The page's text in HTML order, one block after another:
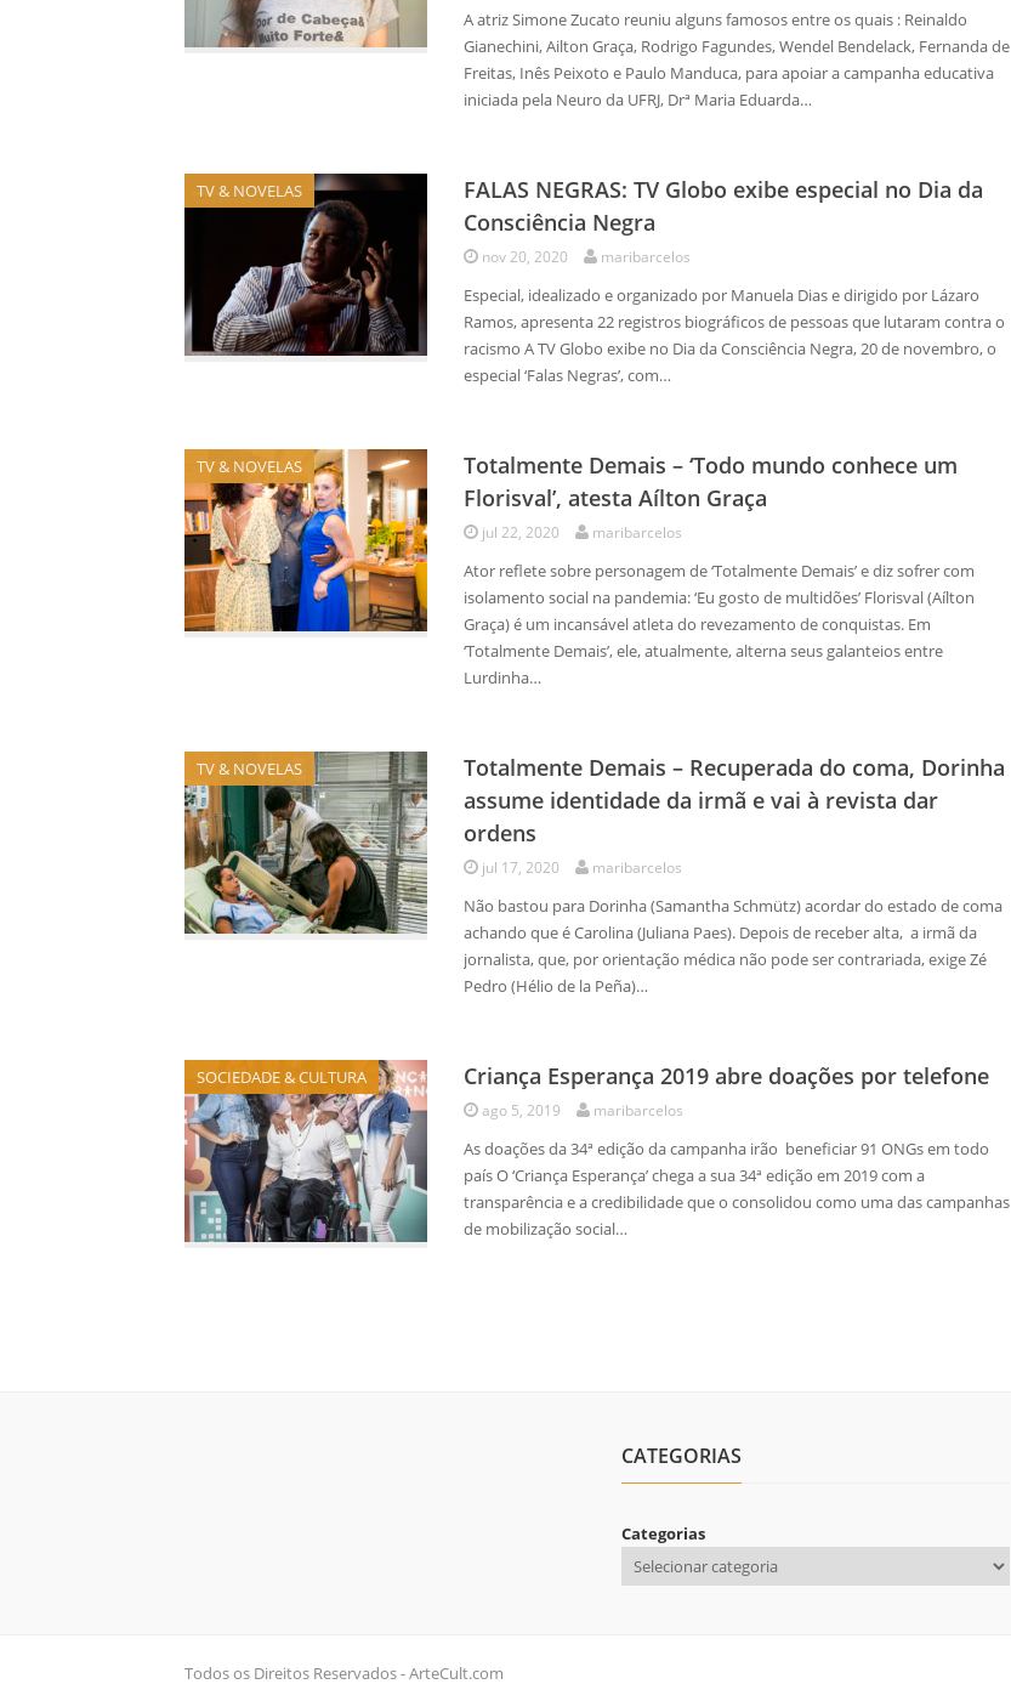
A atriz Simone Zucato reuniu alguns famosos entre os quais : Reinaldo
Gianechini, Ailton Graça, Rodrigo Fagundes, Wendel Bendelack, Fernanda de
Freitas, Inês Peixoto e Paulo Manduca, para apoiar a campanha educativa
iniciada pela Neuro da UFRJ, Drª Maria Eduarda…
TV & NOVELAS
FALAS NEGRAS: TV Globo exibe especial no Dia da
Consciência Negra
nov 20, 2020 maribarcelos
Especial, idealizado e organizado por Manuela Dias e dirigido por Lázaro
Ramos, apresenta 22 registros biográficos de pessoas que lutaram contra o
racismo A TV Globo exibe no Dia da Consciência Negra, 20 de novembro, o
especial ‘Falas Negras’, com…
TV & NOVELAS
Totalmente Demais – ‘Todo mundo conhece um
Florisval’, atesta Aílton Graça
jul 22, 2020 maribarcelos
Ator reflete sobre personagem de ‘Totalmente Demais’ e diz sofrer com
isolamento social na pandemia: ‘Eu gosto de multidões’ Florisval (Aílton
Graça) é um incansável atleta do revezamento de conquistas. Em
‘Totalmente Demais’, ele, atualmente, alterna seus galanteios entre
Lurdinha…
TV & NOVELAS
Totalmente Demais – Recuperada do coma, Dorinha
assume identidade da irmã e vai à revista dar
ordens
jul 17, 2020 maribarcelos
Não bastou para Dorinha (Samantha Schmütz) acordar do estado de coma
achando que é Carolina (Juliana Paes). Depois de receber alta, a irmã da
jornalista, que, por orientação médica não pode ser contrariada, exige Zé
Pedro (Hélio de la Peña)…
SOCIEDADE & CULTURA Criança Esperança 2019 abre doações por telefone
ago 5, 2019 maribarcelos
As doações da 34ª edição da campanha irão beneficiar 91 ONGs em todo
país O ‘Criança Esperança’ chega a sua 34ª edição em 2019 com a
transparência e a credibilidade que o consolidou como uma das campanhas
de mobilização social…
CATEGORIAS
Categorias
Todos os Direitos Reservados - ArteCult.com